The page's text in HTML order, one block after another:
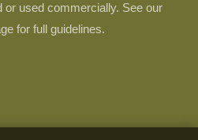
or used commercially. See our
for full guidelines.